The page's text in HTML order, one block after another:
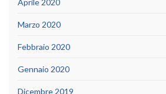
Aprile 2020
Marzo 2020
Febbraio 2020
Gennaio 2020
Dicembre 2019